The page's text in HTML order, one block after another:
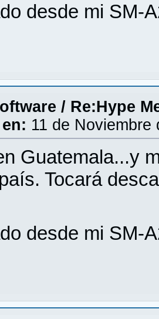
desde mi SM-
/ Re:Hype
en: 11 de
Guatemala...y
Tocará
desde mi SM-